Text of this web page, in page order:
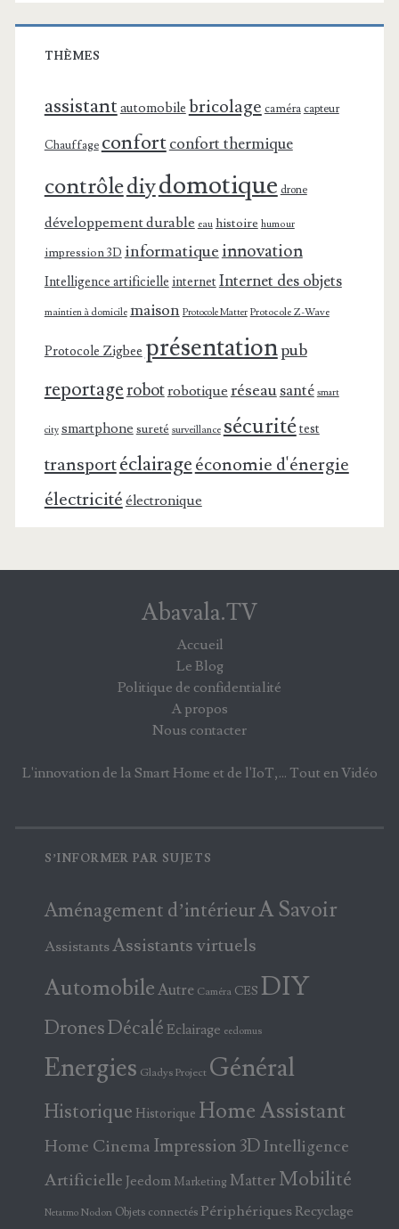
THÈMES
assistant automobile bricolage caméra capteur
Chauffage confortconfort thermique
contrôlediydomotique drone
développement durable eau histoire humour
impression 3D informatiqueinnovation
Intelligence artificielle internet Internet des objets
maintien à domicile maison Protocole Matter Protocole Z-Wave
Protocole Zigbee présentationpub
reportagerobotrobotique réseausanté smart
city smartphone sureté surveillance sécuritétest
transportéclairageéconomie d'énergie
électricité électronique
Abavala.TV
Accueil
Le Blog
Politique de confidentialité
A propos
Nous contacter
L'innovation de la Smart Home et de l'IoT,... Tout en Vidéo
S’INFORMER PAR SUJETS
Aménagement d’intérieurA Savoir
AssistantsAssistants virtuels
AutomobileAutre Caméra CES DIY
DronesDécalé Eclairage eedomus
Energies Gladys Project Général
Historique Historique Home Assistant
Home Cinema Impression 3DIntelligence
Artificielle Jeedom Marketing Matter Mobilité
Netatmo Nodon Objets connectés PériphériquesRecyclage